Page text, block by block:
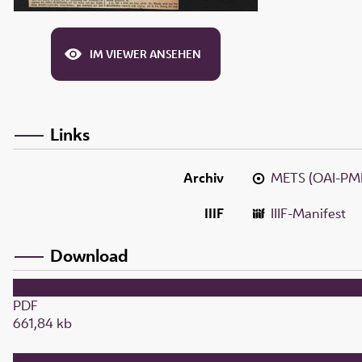
IM VIEWER ANSEHEN
Links
Archiv
METS (OAI-
IIIF
IIIF-Manifest
Download
PDF
661,84 kb